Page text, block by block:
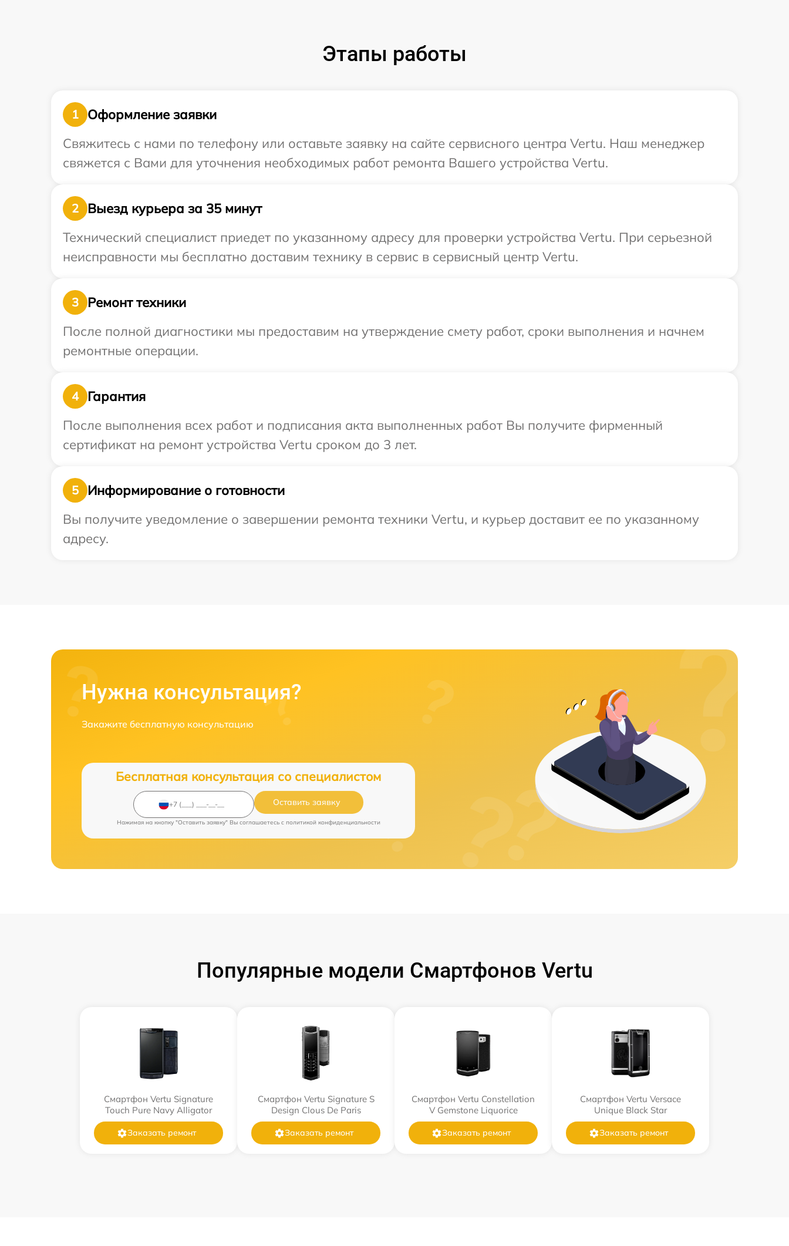
Этапы работы
1
Оформление заявки
Свяжитесь с нами по телефону или оставьте заявку на сайте сервисного центра Vertu. Наш менеджер
свяжется с Вами для уточнения необходимых работ ремонта Вашего устройства Vertu.
2
Выезд курьера за 35 минут
Технический специалист приедет по указанному адресу для проверки устройства Vertu. При серьезной
неисправности мы бесплатно доставим технику в сервис в сервисный центр Vertu.
3
Ремонт техники
После полной диагностики мы предоставим на утверждение смету работ, сроки выполнения и начнем
ремонтные операции.
4
Гарантия
После выполнения всех работ и подписания акта выполненных работ Вы получите фирменный
сертификат на ремонт устройства Vertu сроком до 3 лет.
5
Информирование о готовности
Вы получите уведомление о завершении ремонта техники Vertu, и курьер доставит ее по указанному
адресу.
Нужна консультация?
Закажите бесплатную консультацию
Бесплатная консультация со специалистом
Оставить заявку
Нажимая на кнопку "Оставить заявку" Вы соглашаетесь c политикой конфиденциальности
Популярные модели Смартфонов Vertu
Смартфон Vertu Signature
Touch Pure Navy Alligator
Заказать ремонт
Смартфон Vertu Signature S
Design Clous De Paris
Заказать ремонт
Смартфон Vertu Constellation
V Gemstone Liquorice
Заказать ремонт
Смартфон Vertu Versace
Unique Black Star
Заказать ремонт